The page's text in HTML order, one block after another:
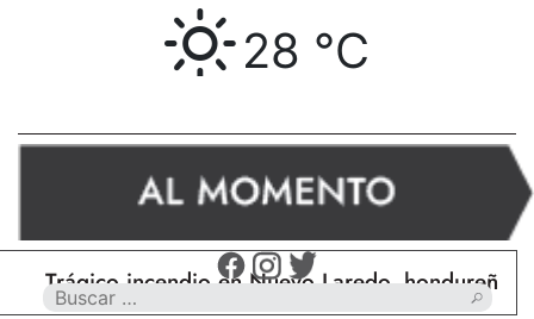
28 °C
incendio en Nuevo Laredo, hondureño muere